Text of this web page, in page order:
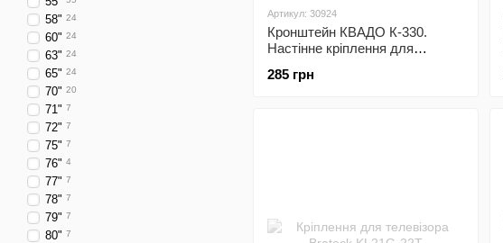
Артикул: 30924
Кронштейн КВАДО К-330.
Настінне кріплення для
285 грн
58" 24
60" 24
63" 24
65" 24
70" 20
71" 7
72" 7
75" 7
76" 4
77" 7
78" 7
79" 7
80" 7